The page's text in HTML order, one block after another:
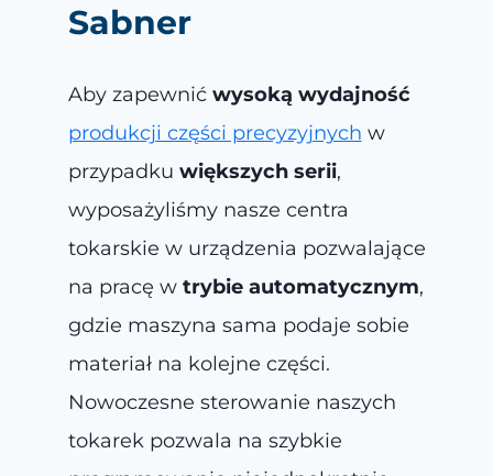
Sabner
Aby zapewnić wysoką wydajność
produkcji części precyzyjnych w
przypadku większych serii,
wyposażyliśmy nasze centra
tokarskie w urządzenia pozwalające
na pracę w trybie automatycznym,
gdzie maszyna sama podaje sobie
materiał na kolejne części.
Nowoczesne sterowanie naszych
tokarek pozwala na szybkie